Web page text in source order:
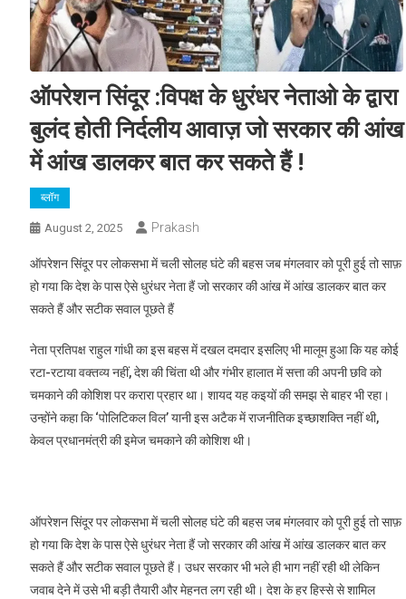
ऑपरेशन सिंदूर :विपक्ष के धुरंधर नेताओ के द्वारा
बुलंद होती निर्दलीय आवाज़ जो सरकार की आंख
में आंख डालकर बात कर सकते हैं !
ब्लॉग
August 2, 2025 Prakash
ऑपरेशन सिंदूर पर लोकसभा में चली सोलह घंटे की बहस जब मंगलवार को पूरी हुई तो साफ़
हो गया कि देश के पास ऐसे धुरंधर नेता हैं जो सरकार की आंख में आंख डालकर बात कर
सकते हैं और सटीक सवाल पूछते हैं
नेता प्रतिपक्ष राहुल गांधी का इस बहस में दखल दमदार इसलिए भी मालूम हुआ कि यह कोई
रटा-रटाया वक्तव्य नहीं, देश की चिंता थी और गंभीर हालात में सत्ता की अपनी छवि को
चमकाने की कोशिश पर करारा प्रहार था। शायद यह कइयों की समझ से बाहर भी रहा।
उन्होंने कहा कि ‘पोलिटिकल विल’ यानी इस अटैक में राजनीतिक इच्छाशक्ति नहीं थी,
केवल प्रधानमंत्री की इमेज चमकाने की कोशिश थी।
ऑपरेशन सिंदूर पर लोकसभा में चली सोलह घंटे की बहस जब मंगलवार को पूरी हुई तो साफ़
हो गया कि देश के पास ऐसे धुरंधर नेता हैं जो सरकार की आंख में आंख डालकर बात कर
सकते हैं और सटीक सवाल पूछते हैं। उधर सरकार भी भले ही भाग नहीं रही थी लेकिन
जवाब देने में उसे भी बड़ी तैयारी और मेहनत लग रही थी। देश के हर हिस्से से शामिल